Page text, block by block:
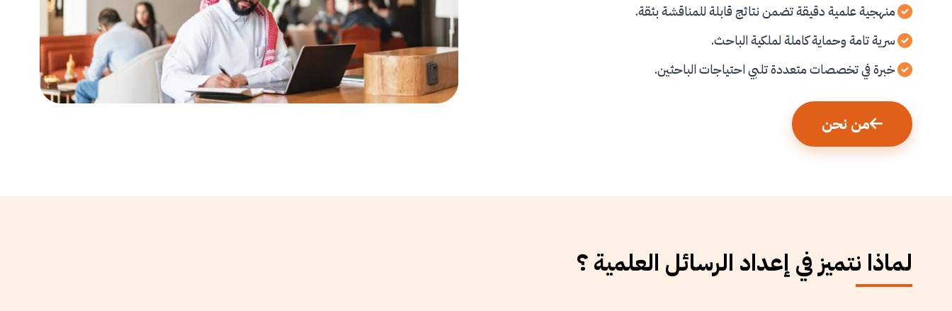
منهجية علمية دقيقة تضمن نتائج قابلة للمناقشة بثقة.
سرية تامة وحماية كاملة لملكية الباحث.
خبرة في تخصصات متعددة تلبي احتياجات الباحثين.
من نحن
لماذا نتميز في إعداد الرسائل العلمية ؟